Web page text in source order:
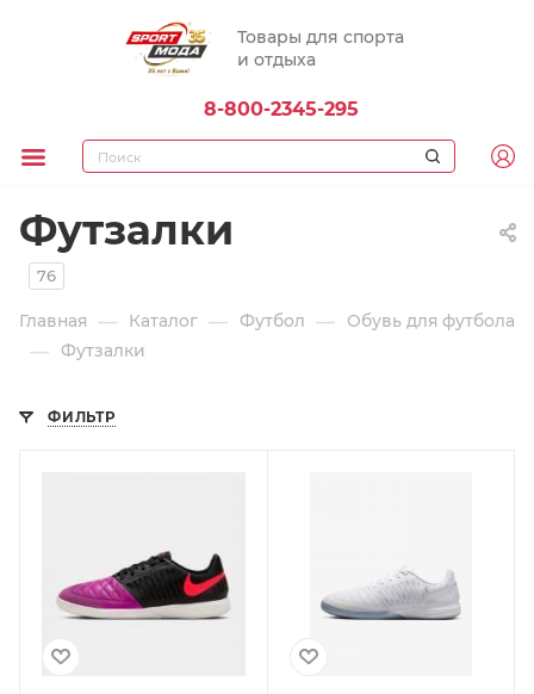
Товары для спорта
и отдыха
8-800-2345-295
Футзалки
76
Главная — Каталог — Футбол — Обувь для футбола
— Футзалки
ФИЛЬТР